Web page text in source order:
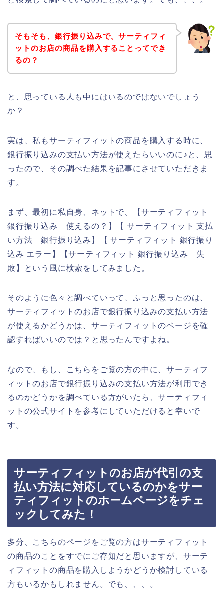
そもそも、銀行振り込みで、サーティフィ
ットのお店の商品を購入することってでき
るの？
と、思っている人も中にはいるのではないでしょう
か？
実は、私もサーティフィットの商品を購入する時に、
銀行振り込みの支払い方法が使えたらいいのに♪と、思
ったので、その調べた結果を記事にさせていただきま
す。
まず、最初に私自身、ネットで、【サーティフィット
銀行振り込み 使えるの？】【 サーティフィット 支払
い方法 銀行振り込み】【 サーティフィット 銀行振り
込み エラー】【サーティフィット 銀行振り込み 失
敗】という風に検索をしてみました。
そのように色々と調べていって、ふっと思ったのは、
サーティフィットのお店で銀行振り込みの支払い方法
が使えるかどうかは、サーティフィットのページを確
認すればいいのでは？と思ったんですよね。
なので、もし、こちらをご覧の方の中に、サーティフ
ィットのお店で銀行振り込みの支払い方法が利用でき
るのかどうかを調べている方がいたら、サーティフィ
ットの公式サイトを参考にしていただけると幸いで
す。
サーティフィットのお店が代引の支
払い方法に対応しているのかをサー
ティフィットのホームページをチェ
ックしてみた！
多分、こちらのページをご覧の方はサーティフィット
の商品のことをすでにご存知だと思いますが、サーテ
ィフィットの商品を購入しようかどうか検討している
方もいるかもしれません。でも、、、。